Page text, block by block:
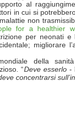
al
in cui si
non
for a healthier
per neonati e
migliorare
della
“Deve esserlo-
concentrarsi